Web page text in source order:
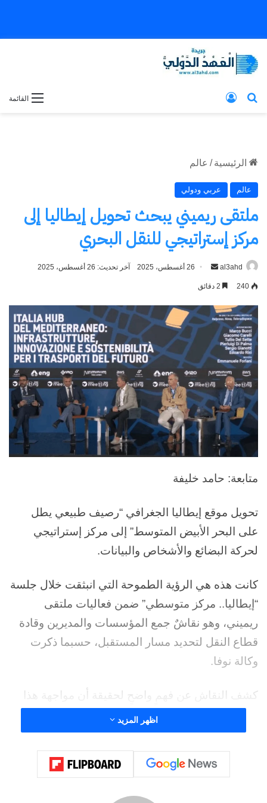
القائمة بحث عن
الرئيسية / عالم
عالم عربي ودولي
ملتقى ريميني يبحث تحويل إيطاليا إلى
مركز إستراتيجي للنقل البحري
al3ahd
أرسل 26 أغسطس، 2025 آخر تحديث: 26 أغسطس، 2025
240
متابعة: حامد خليفة
تحويل موقع إيطاليا الجغرافي “رصيف طبيعي يطل
على البحر الأبيض المتوسط” إلى مركز إستراتيجي
لحركة البضائع والأشخاص والبيانات.
كانت هذه هي الرؤية الطموحة التي انبثقت خلال جلسة
“إيطاليا.. مركز متوسطي” ضمن فعاليات ملتقى
ريميني، وهو نقاشٌ جمع المؤسسات والمديرين وقادة
قطاع النقل لتحديد مسار المستقبل، حسبما ذكرت
وكالة نوفا.
كشف النقاش عن فهمٍ واضحٍ لحقيقة أن مواجهة هذا
التحدي تتطلب أكثر من مجرد بنية تحتية مادية؛ بل نهجًا
منهجيًا يدمج الابتكار الرقمي والاستدامة وسياسة تعاون
دولي متجددة.
اظهر المزيد